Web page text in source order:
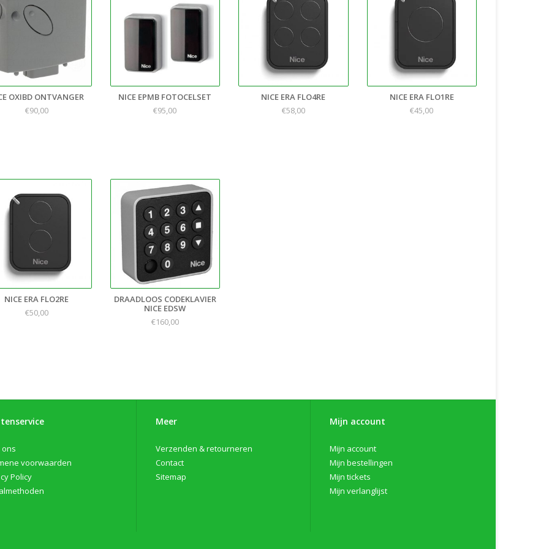
OXIBD ONTVANGER
€90,00
NICE EPMB FOTOCELSET
€95,00
NICE ERA FLO4RE
€58,00
NICE ERA FLO1RE
€45,00
NICE ERA FLO2RE
€50,00
DRAADLOOS CODEKLAVIER
NICE EDSW
€160,00
ons
voorwaarden
Policy
Meer
Verzenden & retourneren
Contact
Sitemap
Mijn account
Mijn account
Mijn bestellingen
Mijn tickets
Mijn verlanglijst